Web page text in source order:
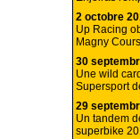
2 octobre
Up Racing
Magny Cours
30
Une wild
Supersport
29
Un tandem
superbike